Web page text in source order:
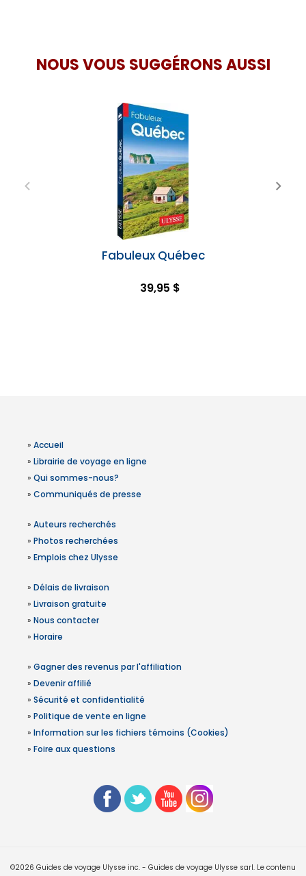
NOUS VOUS SUGGÉRONS AUSSI
Fabuleux Québec
39,95 $
» Accueil
» Librairie de voyage en ligne
» Qui sommes-nous?
» Communiqués de presse
» Auteurs recherchés
» Photos recherchées
» Emplois chez Ulysse
» Délais de livraison
» Livraison gratuite
» Nous contacter
» Horaire
» Gagner des revenus par l'affiliation
» Devenir affilié
» Sécurité et confidentialité
» Politique de vente en ligne
» Information sur les fichiers témoins (Cookies)
» Foire aux questions
©2026 Guides de voyage Ulysse inc. - Guides de voyage Ulysse sarl. Le contenu